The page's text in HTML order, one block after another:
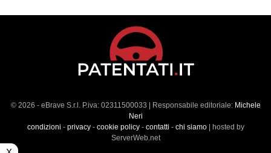
© 2026 - eBrave S.r.l. P.iva: 02311500033 | Responsabile editoriale: Michele
Neri
condizioni - privacy- cookie policy- contatti - chi siamo| hosted by
ServerWeb.net